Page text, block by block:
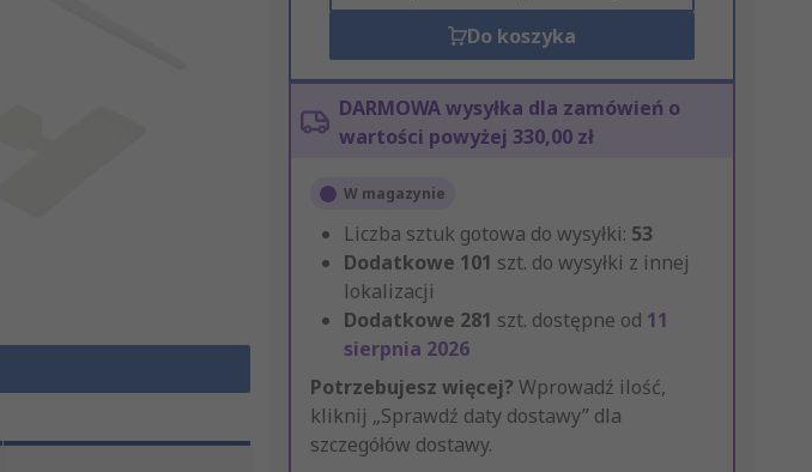
Do koszyka
DARMOWA wysyłka dla zamówień o
wartości powyżej 330,00 zł
W magazynie
Liczba sztuk gotowa do wysyłki: 53
Dodatkowe 101 szt. do wysyłki z innej
lokalizacji
Dodatkowe 281 szt. dostępne od 11
sierpnia 2026
Potrzebujesz więcej? Wprowadź ilość,
kliknij „Sprawdź daty dostawy” dla
szczegółów dostawy.